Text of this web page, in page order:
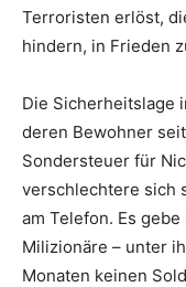
Terroristen erlöst,
hindern, in Frieden
Die Sicherheitslage
deren Bewohner
Sondersteuer für
verschlechtere sich
am Telefon. Es
Milizionäre – unter
Monaten keinen